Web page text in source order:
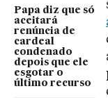
Papa diz que só
aceitará
renúncia de
cardeal
condenado
depois que ele
esgotar o
último recurso